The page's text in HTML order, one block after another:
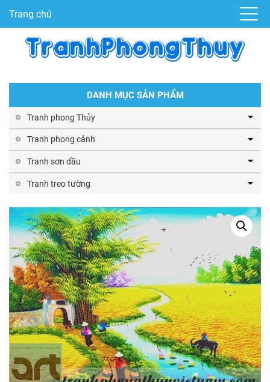
Trang chủ
DANH MỤC SẢN PHẨM
Tranh phong Thủy
Tranh phong cảnh
Tranh sơn dầu
Tranh treo tường